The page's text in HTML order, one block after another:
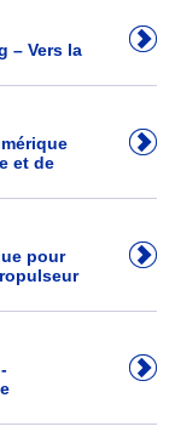
– Vers la
et de
pour